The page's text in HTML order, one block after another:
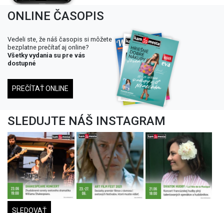
ONLINE ČASOPIS
Vedeli ste, že náš časopis si môžete
bezplatne prečítať aj online?
Všetky vydania su pre vás
dostupné
PREČÍTAŤ ONLINE
SLEDUJTE NÁŠ INSTAGRAM
SLEDOVAŤ